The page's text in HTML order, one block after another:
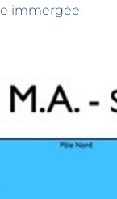
immergée.